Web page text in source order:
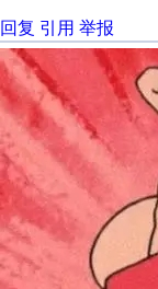
回复 引用 举报